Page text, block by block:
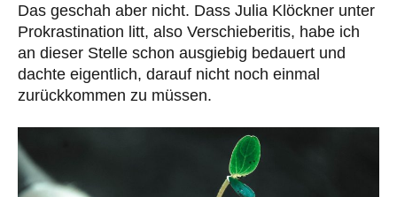
Das geschah aber nicht. Dass Julia Klöckner unter
Prokrastination litt, also Verschieberitis, habe ich
an dieser Stelle schon ausgiebig bedauert und
dachte eigentlich, darauf nicht noch einmal
zurückkommen zu müssen.